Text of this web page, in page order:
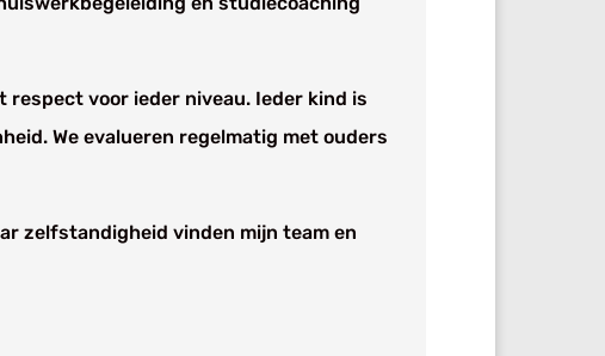
voor ieder niveau. Ieder kind is
We evalueren regelmatig met ouders
zelfstandigheid vinden mijn team en